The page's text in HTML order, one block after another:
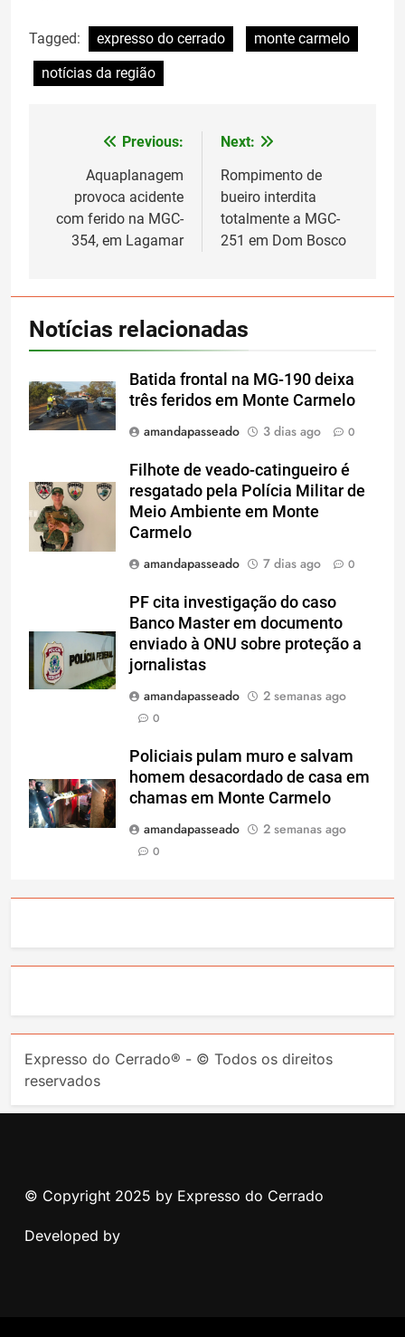
Tagged: expresso do cerrado
monte carmelo
notícias da região
Navegação
Post
Previous:
Aquaplanagem
provoca acidente
com ferido na MGC-
354, em Lagamar
Next:
Rompimento de
bueiro interdita
totalmente a MGC-
251 em Dom Bosco
Notícias relacionadas
Batida frontal na MG-190 deixa
três feridos em Monte Carmelo
amandapasseado
3 dias ago 0
Filhote de veado-catingueiro é
resgatado pela Polícia Militar de
Meio Ambiente em Monte
Carmelo
amandapasseado
7 dias ago 0
PF cita investigação do caso
Banco Master em documento
enviado à ONU sobre proteção a
jornalistas
amandapasseado
2 semanas ago
0
Policiais pulam muro e salvam
homem desacordado de casa em
chamas em Monte Carmelo
amandapasseado
2 semanas ago
0
Expresso do Cerrado® - © Todos os direitos
reservados
© Copyright 2025 by Expresso do Cerrado
Developed by